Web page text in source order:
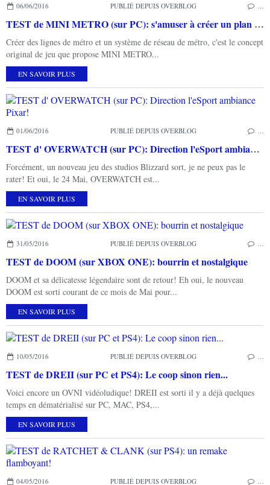
06/06/2016 PUBLIÉ DEPUIS OVERBLOG
TEST de MINI METRO (sur PC): s'amuser à créer un plan de métro!
Créer des lignes de métro et un système de réseau de métro, c'est le concept
original de jeu que propose MINI METRO...
EN SAVOIR PLUS
01/06/2016 PUBLIÉ DEPUIS OVERBLOG
TEST d' OVERWATCH (sur PC): Direction l'eSport ambiance Pixar!
Forcément, un nouveau jeu des studios Blizzard sort, je ne peux pas le
rater! Et oui, le 24 Mai, OVERWATCH est...
EN SAVOIR PLUS
31/05/2016 PUBLIÉ DEPUIS OVERBLOG
TEST de DOOM (sur XBOX ONE): bourrin et nostalgique
DOOM et sa délicatesse légendaire sont de retour! Eh oui, le nouveau
DOOM est sorti courant de ce mois de Mai pour...
EN SAVOIR PLUS
10/05/2016 PUBLIÉ DEPUIS OVERBLOG
TEST de DREII (sur PC et PS4): Le coop sinon rien...
Voici encore un OVNI vidéoludique! DREII est sorti il y a déjà quelques
temps en dématérialisé sur PC, MAC, PS4,...
EN SAVOIR PLUS
04/05/2016 PUBLIÉ DEPUIS OVERBLOG